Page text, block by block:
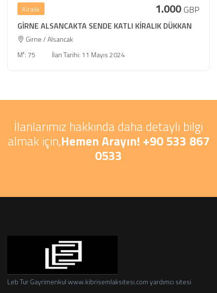
Kiralık 1.000 GBP
GİRNE ALSANCAKTA SENDE KATLI KİRALIK DÜKKAN
Girne / Alsancak
M²: 75
İlan Tarihi: 11 Mayıs 2024
İlanlarımız hakkında daha detaylı bilgi
almak için,Hemen Arayın! +90 533 867
0533
Leb Tur Gayrimenkul www.kibrisemlaksitesi.com yardımcı sitesi